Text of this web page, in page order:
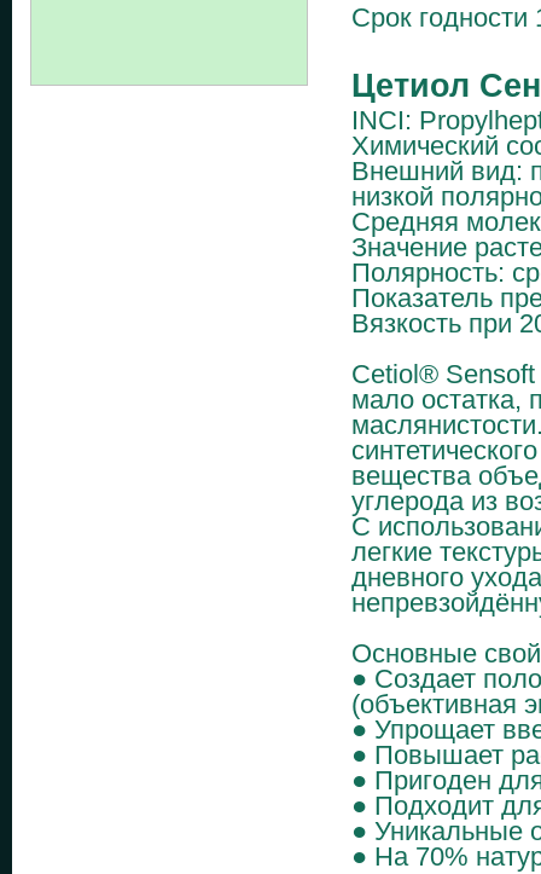
Срок годности
Цетиол
INCI:
Химический
Внешний вид:
низкой
Средняя
Значение
Полярность:
Показатель
Вязкость при
Cetiol® Sensoft
мало остатка,
вещества
углерода из
С
легкие
дневного
Основные
● Создает
(объективная
● Упрощает
● Повышает
● Пригоден
● Подходит
● Уникальные
● На 70%